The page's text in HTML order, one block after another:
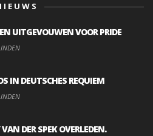
UITGEVOUWEN VOOR PRIDE
IN DEUTSCHES REQUIEM
DER SPEK OVERLEDEN.